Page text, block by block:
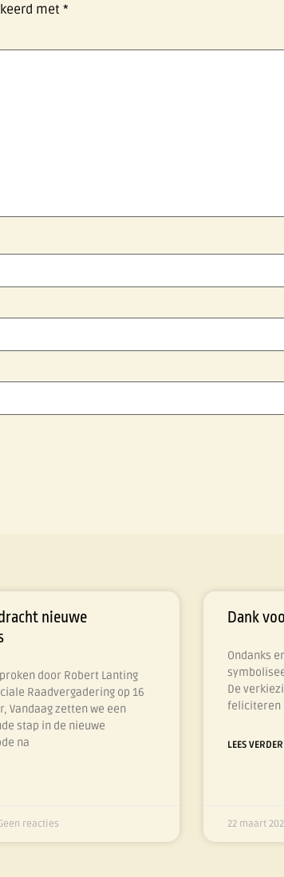
met *
nieuwe
door Robert Lanting
Raadvergadering op 16
Vandaag zetten we een
stap in de nieuwe
na
reacties
Dank
Ondanks
De
feliciteren
LEES
22 maart